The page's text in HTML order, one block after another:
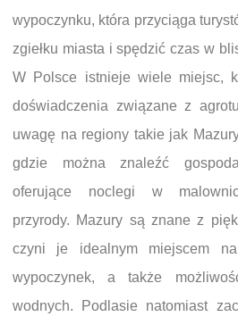
wypoczynku, która przyciąga
zgiełku miasta i spędzić czas w
W Polsce istnieje wiele miejsc,
doświadczenia związane z
uwagę na regiony takie jak
gdzie można znaleźć
oferujące noclegi w
przyrody. Mazury są znane z
czyni je idealnym miejscem
wypoczynek, a także
wodnych. Podlasie natomiast